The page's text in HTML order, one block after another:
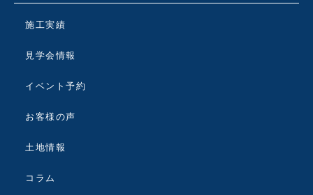
施工実績
見学会情報
イベント予約
お客様の声
土地情報
コラム